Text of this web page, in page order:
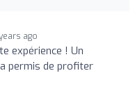
ago
expérience ! Un
permis de profiter